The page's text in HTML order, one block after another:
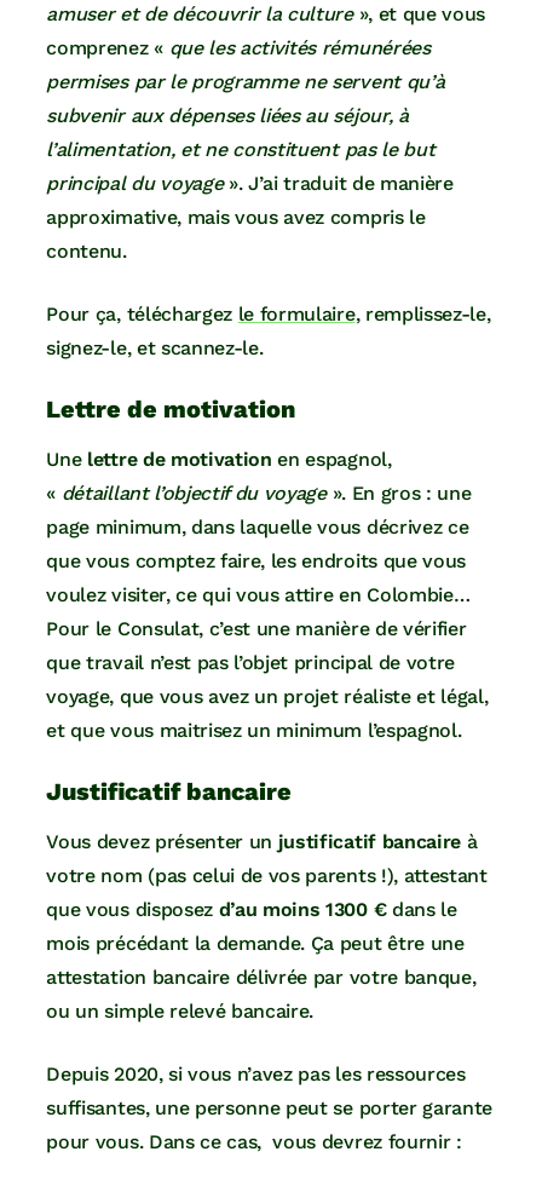
amuser et de découvrir la culture», et que vous
comprenez « que les activités rémunérées
permises par le programme ne servent qu’à
subvenir aux dépenses liées au séjour, à
l’alimentation, et ne constituent pas le but
principal du voyage». J’ai traduit de manière
approximative, mais vous avez compris le
contenu.
Pour ça, téléchargez le formulaire, remplissez-le,
signez-le, et scannez-le.
Lettre de motivation
Unelettre de motivation en espagnol,
« détaillant l’objectif du voyage». En gros : une
page minimum, dans laquelle vous décrivez ce
que vous comptez faire, les endroits que vous
voulez visiter, ce qui vous attire en Colombie…
Pour le Consulat, c’est une manière de vérifier
que travail n’est pas l’objet principal de votre
voyage, que vous avez un projet réaliste et légal,
et que vous maitrisez un minimum l’espagnol.
Justificatif bancaire
Vous devez présenter un justificatif bancaire à
votre nom (pas celui de vos parents !), attestant
que vous disposez d’au moins 1300 €dans le
mois précédant la demande. Ça peut être une
attestation bancaire délivrée par votre banque,
ou un simple relevé bancaire.
Depuis 2020, si vous n’avez pas les ressources
suffisantes, une personne peut se porter garante
pour vous. Dans ce cas, vous devrez fournir :